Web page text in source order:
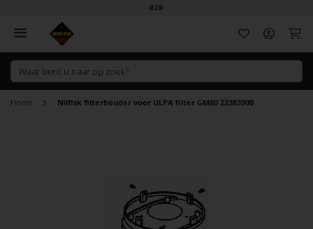
B2B
Home Nilfisk filterhouder voor ULPA filter GM80 22383900